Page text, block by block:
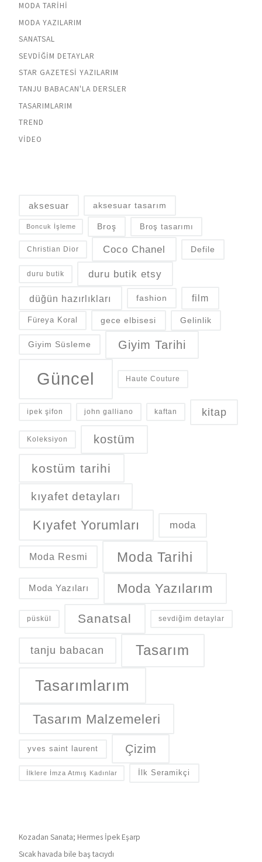
MODA TARIHI
MODA YAZILARIM
SANATSAL
SEVDIĞIM DETAYLAR
STAR GAZETESI YAZILARIM
TANJU BABACAN'LA DERSLER
TASARIMLARIM
TREND
VIDEO
aksesuar aksesuar tasarım
Boncuk İşleme Broş Broş tasarımı
Christian Dior Coco Chanel Defile
duru butik duru butik etsy
düğün hazırlıkları fashion film
Füreya Koral gece elbisesi Gelinlik
Giyim Süsleme Giyim Tarihi
Güncel Haute Couture
ipek şifon john galliano kaftan kitap
Koleksiyon kostüm
kostüm tarihi
kıyafet detayları
Kıyafet Yorumları moda
Moda Resmi Moda Tarihi
Moda Yazıları Moda Yazılarım
püskül Sanatsal sevdiğim detaylar
tanju babacan Tasarım
Tasarımlarım
Tasarım Malzemeleri
yves saint laurent Çizim
İlklere İmza Atmış Kadınlar İlk Seramikçi
Kozadan Sanata; Hermes İpek Eşarp
Sıcak havada bile baş tacıydı